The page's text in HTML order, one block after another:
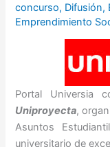
concurso, Difusión,
Emprendimiento
Portal Universia
Uniproyecta,
Asuntos
universitario de